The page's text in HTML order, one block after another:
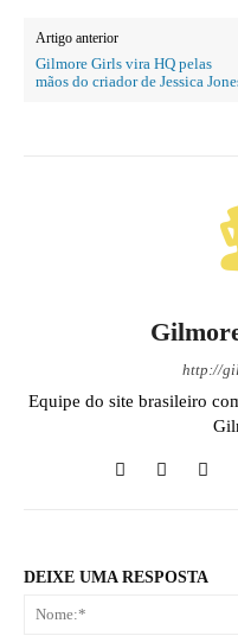
Artigo anterior
Gilmore Girls vira HQ pelas
mãos do criador de Jessica
http://
Equipe do site brasileiro
DEIXE UMA RESPOSTA